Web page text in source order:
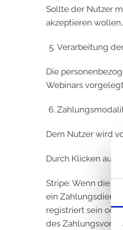
Sollte der Nutzer
akzeptieren
Verarbeitung
Die
Webinars
Dem Nutzer wird
Durch Klicken auf
Stripe: Wenn die
ein
registriert sein
des